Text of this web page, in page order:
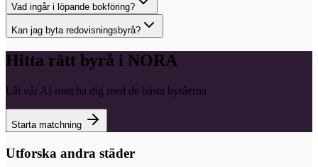
Vad ingår i löpande bokföring?
Kan jag byta redovisningsbyrå?
Hitta rätt byrå i NORA
Låt vår AI matcha dig med de bästa byråerna
Starta matchning
Utforska andra städer